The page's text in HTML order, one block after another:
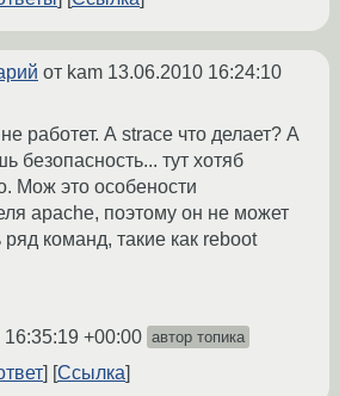
от kam 13.06.2010 16:24:10
работет. А strace что делает? А
безопасность... тут хотяб
Мож это особености
apache, поэтому он не может
команд, такие как reboot
+00:00 автор топика
Ссылка